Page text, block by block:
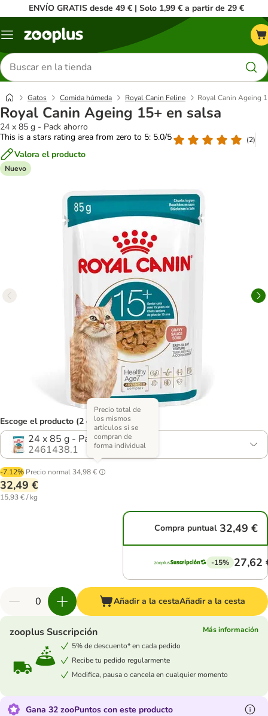
ENVÍO GRATIS desde 49 € | Solo 1,99 € a partir de 29 €
Menú
Buscar
productos
Gatos Comida húmeda Royal Canin Feline Royal Canin Ageing
Royal Canin Ageing 15+ en salsa
24 x 85 g - Pack ahorro
This is a stars rating area from zero to 5: 5.0/5
(2)
Valora el producto
Nuevo
Escoge el producto (2 opciones)
24 x 85 g - Pack ahorro
2461438.1
-7.12% Precio normal 34,98 €
Precio total de
los mismos
artículos si se
compran de
forma individual
32,49 €
15,93 € / kg
Compra puntual 32,49 €
-15% 27,62
Añadir a la cestaAñadir a la cesta
zooplus Suscripción
Más información
5% de descuento* en cada pedido
Recibe tu pedido regularmente
Modifica, pausa o cancela en cualquier momento
Gana 32 zooPuntos con este producto